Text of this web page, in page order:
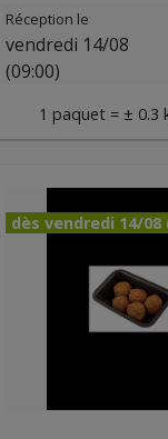
Réception le
vendredi 14/08
(09:00)
1 paquet = ± 0.3
dès vendredi 14/08